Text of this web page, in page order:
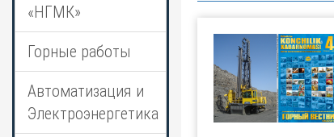
«НГМК»
Горные работы
Автоматизация и
Электроэнергетика